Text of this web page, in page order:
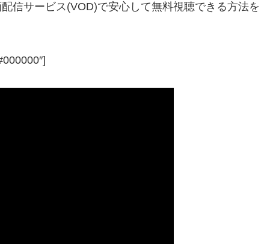
信サービス(VOD)で安心して無料視聴できる方法を